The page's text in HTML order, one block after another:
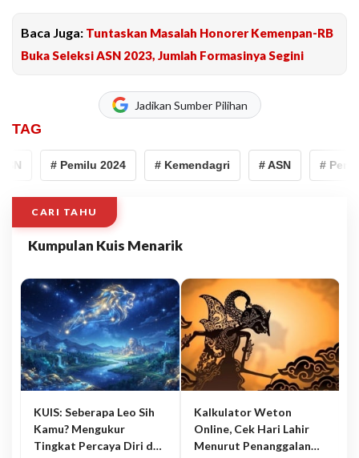
Baca Juga: Tuntaskan Masalah Honorer Kemenpan-RB
Buka Seleksi ASN 2023, Jumlah Formasinya Segini
Jadikan Sumber Pilihan
TAG
# Pemilu 2024 # Kemendagri # ASN #
CARI TAHU
Kumpulan Kuis Menarik
KUIS: Seberapa Leo Sih
Kamu? Mengukur
Tingkat Percaya Diri dan
Kalkulator Weton
Online, Cek Hari Lahir
Menurut Penanggalan